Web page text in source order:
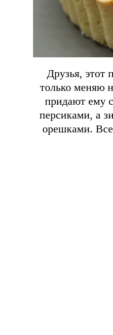
Друзья, этот
только меняю
придают ему
персиками, а
орешками.